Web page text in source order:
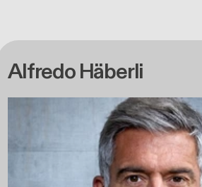
Alfredo Häberli